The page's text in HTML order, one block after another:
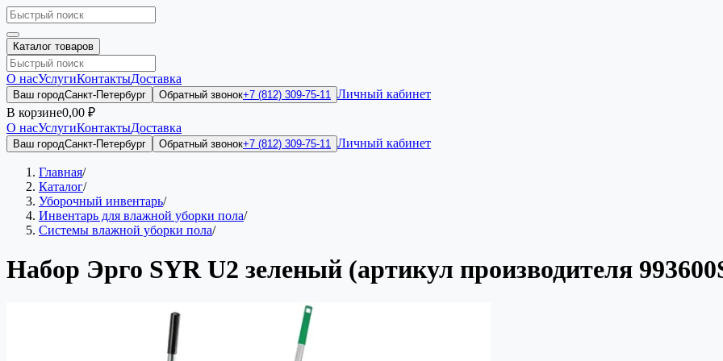
Каталог товаров
О насУслугиКонтактыДоставка
Ваш городСанкт-Петербург Обратный звонок+7 (812) 309-75-11 Личный кабинет
В корзине0,00 ₽
О насУслугиКонтактыДоставка
Ваш городСанкт-Петербург Обратный звонок+7 (812) 309-75-11 Личный кабинет
Главная/
Каталог/
Уборочный инвентарь/
Инвентарь для влажной уборки пола/
Системы влажной уборки пола/
Набор Эрго SYR U2 зеленый (артикул производителя